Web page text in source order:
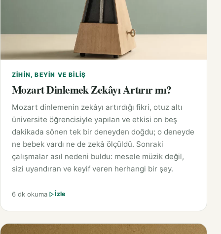
ZIHIN, BEYIN VE BILIŞ
Mozart Dinlemek Zekâyı Artırır mı?
Mozart dinlemenin zekâyı artırdığı fikri, otuz altı
üniversite öğrencisiyle yapılan ve etkisi on beş
dakikada sönen tek bir deneyden doğdu; o deneyde
ne bebek vardı ne de zekâ ölçüldü. Sonraki
çalışmalar asıl nedeni buldu: mesele müzik değil,
sizi uyandıran ve keyif veren herhangi bir şey.
6 dk okuma İzle